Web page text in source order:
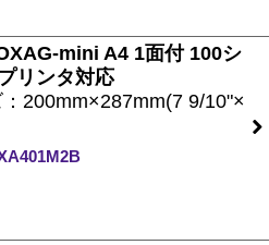
mini A4 1面付 100シ
リンタ対応
200mm×287mm(7 9/10"×